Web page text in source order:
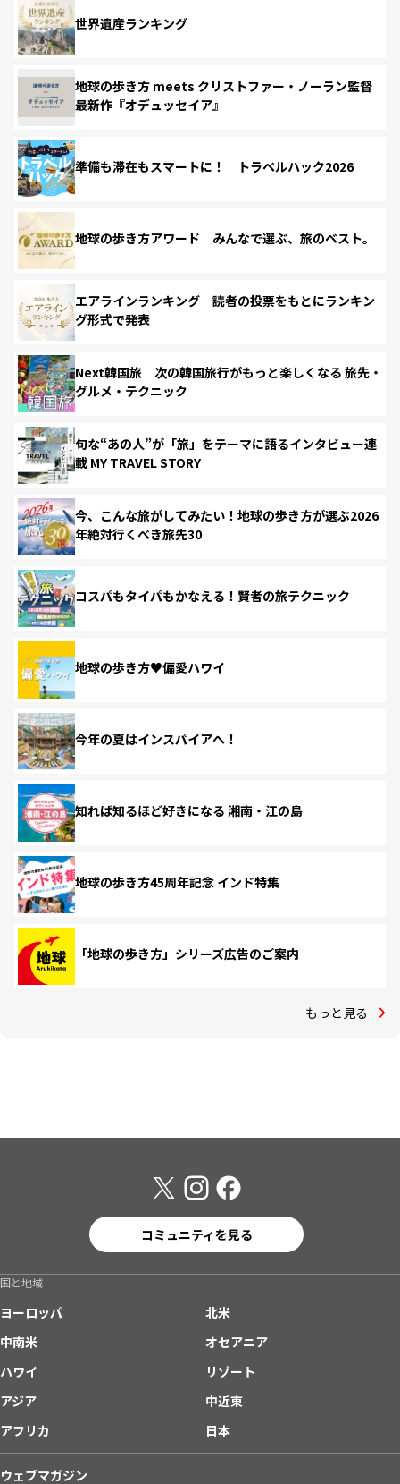
世界遺産ランキング
地球の歩き方 meets クリストファー・ノーラン監督
最新作『オデュッセイア』
準備も滞在もスマートに！ トラベルハック2026
地球の歩き方アワード みんなで選ぶ、旅のベスト。
エアラインランキング 読者の投票をもとにランキン
グ形式で発表
Next韓国旅 次の韓国旅行がもっと楽しくなる 旅先・
グルメ・テクニック
旬な“あの人”が「旅」をテーマに語るインタビュー連
載 MY TRAVEL STORY
今、こんな旅がしてみたい！地球の歩き方が選ぶ2026
年絶対行くべき旅先30
コスパもタイパもかなえる！賢者の旅テクニック
地球の歩き方♥偏愛ハワイ
今年の夏はインスパイアへ！
知れば知るほど好きになる 湘南・江の島
地球の歩き方45周年記念 インド特集
「地球の歩き方」シリーズ広告のご案内
もっと見る
コミュニティを見る
国と地域
ヨーロッパ
北米
中南米
オセアニア
ハワイ
リゾート
アジア
中近東
アフリカ
日本
ウェブマガジン